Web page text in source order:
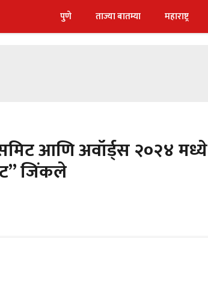
पुणे ताज्या बातम्या महाराष्ट्र
आणि अवॉर्ड्स २०२४ मध्ये
जिंकले